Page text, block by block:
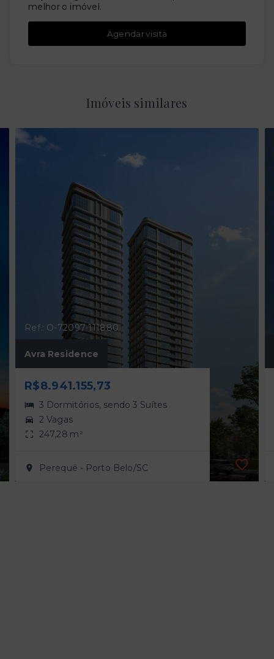
melhor o imóvel.
Agendar visita
Imóveis similares
Ref.: O-72097-111880
Avra Residence
R$8.941.155,73
3 Dormitórios, sendo 3 Suítes
2 Vagas
247,28 m²
Perequê - Porto Belo/SC